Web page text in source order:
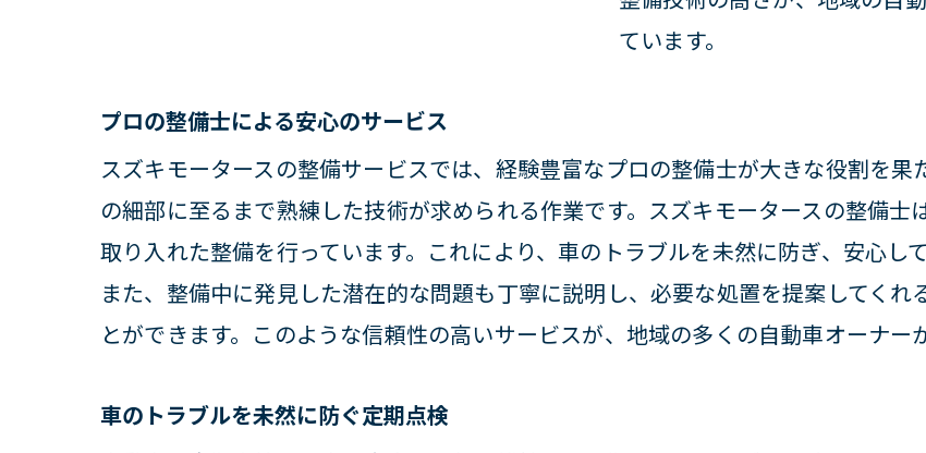
早期発見が大切！整備士のプロの目
お客様の安全を第一に考えたサポート
点検時の気になるポイントを徹底解説
千葉県柏市の自動車パートナーとしてスズキモーター
地域密着のスズキモータースがお届けする安心
お客様の声に応える柔軟なサービス
長年の実績が示す信頼性
ライフスタイルに合った車選びをサポート
スズキモータースの社会貢献活動
ています。
プロの整備士による安心のサービス
スズキモータースの整備サービスでは、経験豊富なプロの整備士が大きな役割を
の細部に至るまで熟練した技術が求められる作業です。スズキモータースの整備
取り入れた整備を行っています。これにより、車のトラブルを未然に防ぎ、安心し
また、整備中に発見した潜在的な問題も丁寧に説明し、必要な処置を提案してく
とができます。このような信頼性の高いサービスが、地域の多くの自動車オーナー
車のトラブルを未然に防ぐ定期点検